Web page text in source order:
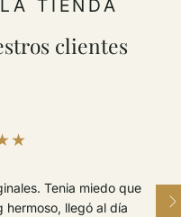
TIENDA
clientes
antes de comprar el
rápido. Volveré sin